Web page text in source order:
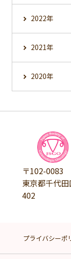
2022年
2021年
2020年
〒102-0083
東京都千代
402
プライバシーポ